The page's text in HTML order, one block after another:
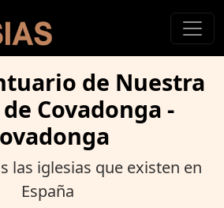
de Nuestra
Covadonga -
las iglesias que existen en
España